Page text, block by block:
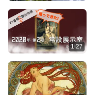
1:27